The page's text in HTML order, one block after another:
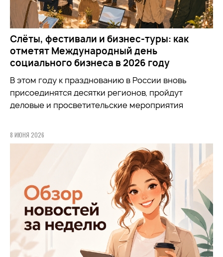
Слёты, фестивали и бизнес-туры: как
отметят Международный день
социального бизнеса в 2026 году
В этом году к празднованию в России вновь
присоединятся десятки регионов, пройдут
деловые и просветительские мероприятия
8 ИЮНЯ 2026